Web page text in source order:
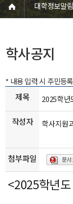
대학정보알림
학사공지
* 내용 입력 시 주민등
제목 2025학년
작성자 학사지원
첨부파일
<2025학년